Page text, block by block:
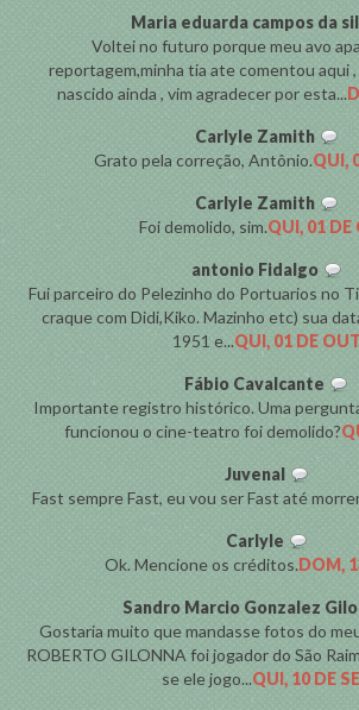
Maria eduarda campos da
Voltei no futuro porque meu avo
reportagem,minha tia ate comentou aqui
nascido ainda , vim agradecer por esta...
Carlyle Zamith
Grato pela correção, Antônio.QUI,
Carlyle Zamith
Foi demolido, sim.QUI, 01 DE
antonio Fidalgo
Fui parceiro do Pelezinho do Portuarios no
craque com Didi,Kiko. Mazinho etc) sua
1951 e...QUI, 01 DE OUT
Fábio Cavalcante
Importante registro histórico. Uma
funcionou o cine-teatro foi demolido?
Juvenal
Fast sempre Fast, eu vou ser Fast até
Carlyle
Ok. Mencione os créditos.DOM,
Sandro Marcio Gonzalez
Gostaria muito que mandasse fotos do
ROBERTO GILONNA foi jogador do São
se ele jogo...QUI, 10 DE